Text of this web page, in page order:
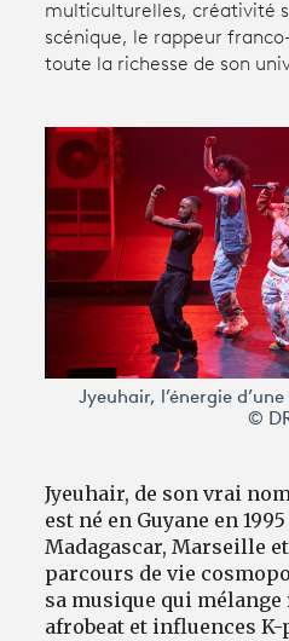
Avantages fidélité
multiculturelles, créativité
scénique, le rappeur
toute la richesse de son
Jyeuhair, l’énergie
©
Jyeuhair, de son vrai
est né en Guyane en
Madagascar, Marseille
parcours de vie
sa musique qui mélange
afrobeat et influences K-